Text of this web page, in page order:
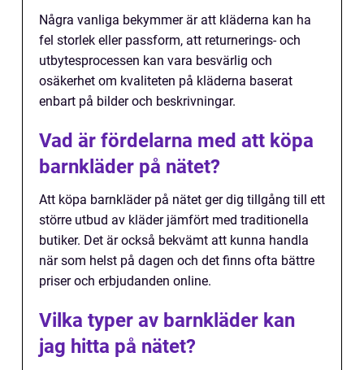
Några vanliga bekymmer är att kläderna kan ha
fel storlek eller passform, att returnerings- och
utbytesprocessen kan vara besvärlig och
osäkerhet om kvaliteten på kläderna baserat
enbart på bilder och beskrivningar.
Vad är fördelarna med att köpa
barnkläder på nätet?
Att köpa barnkläder på nätet ger dig tillgång till ett
större utbud av kläder jämfört med traditionella
butiker. Det är också bekvämt att kunna handla
när som helst på dagen och det finns ofta bättre
priser och erbjudanden online.
Vilka typer av barnkläder kan
jag hitta på nätet?